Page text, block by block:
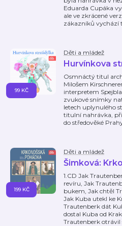
Eduarda Cupáka
ale ve zkrácené
zákazníků vychází
Děti a mládež
Hurvínkova
Osmnáctý titul
Milošem
interpretem
zvukové snímky
letech uplynulého
titulní nahrávka,
do středověké
99 KČ
Děti a mládež
Šimková:
1.CD Jak
revíru, Jak
bukem, Jak chtěl
Jak Kuba utekl ke
Trautenberk dát
dostal Kuba od
Trautenberk otrávil
199 KČ